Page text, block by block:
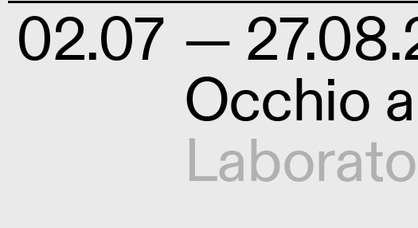
02.07 —
Occhio